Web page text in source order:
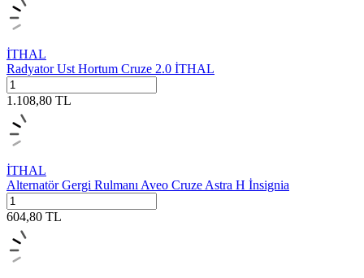
İTHAL
Radyator Ust Hortum Cruze 2.0 İTHAL
1.108,80 TL
İTHAL
Alternatör Gergi Rulmanı Aveo Cruze Astra H İnsignia
604,80 TL